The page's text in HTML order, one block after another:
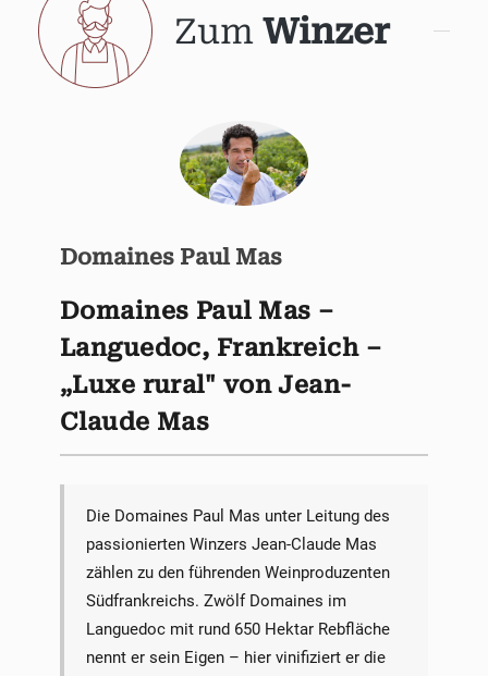
Zum Winzer
Domaines Paul Mas
Domaines Paul Mas –
Languedoc, Frankreich –
„Luxe rural" von Jean-
Claude Mas
Die Domaines Paul Mas unter Leitung des
passionierten Winzers Jean-Claude Mas
zählen zu den führenden Weinproduzenten
Südfrankreichs. Zwölf Domaines im
Languedoc mit rund 650 Hektar Rebfläche
nennt er sein Eigen – hier vinifiziert er die